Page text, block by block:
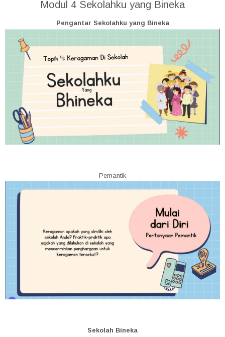
Modul 4 Sekolahku yang Bineka
Pengantar Sekolahku yang Bineka
Pemantik
Sekolah Bineka